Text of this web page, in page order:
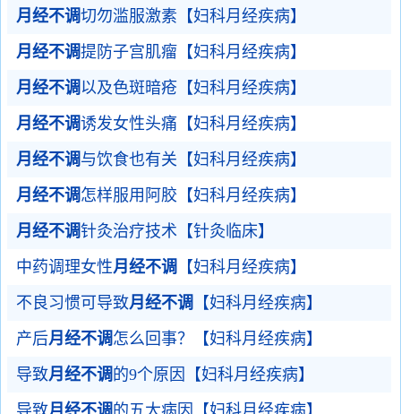
月经不调切勿滥服激素【妇科月经疾病】
月经不调提防子宫肌瘤【妇科月经疾病】
月经不调 以及色斑暗疮【妇科月经疾病】
月经不调诱发女性头痛【妇科月经疾病】
月经不调与饮食也有关【妇科月经疾病】
月经不调怎样服用阿胶【妇科月经疾病】
月经不调针灸治疗技术【针灸临床】
中药调理女性月经不调 【妇科月经疾病】
不良习惯可导致月经不调 【妇科月经疾病】
产后月经不调怎么回事？【妇科月经疾病】
导致月经不调 的9个原因【妇科月经疾病】
导致月经不调 的五大病因【妇科月经疾病】